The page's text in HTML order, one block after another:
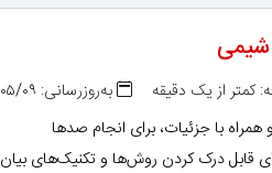
شیمی
کمتر از یک دقیقه
به‌روزرسانی: ۱۳۹۳/۰۵/۰۹
با جزئیات، برای انجام صدها
قابل درک کردن روش‌ها و تکنیک‌های بیان